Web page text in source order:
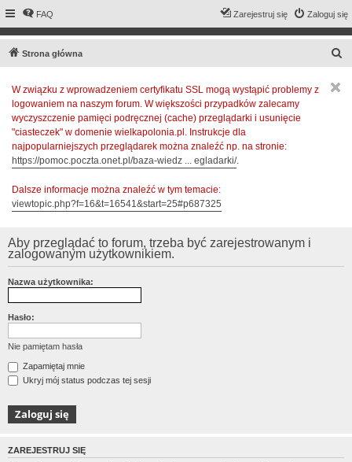
FAQ Zaloguj się
Zarejestruj się
Strona główna
W związku z wprowadzeniem certyfikatu SSL mogą wystąpić problemy z
logowaniem na naszym forum. W większości przypadków zalecamy
wyczyszczenie pamięci podręcznej (cache) przeglądarki i usunięcie
"ciasteczek" w domenie wielkapolonia.pl. Instrukcje dla
najpopularniejszych przeglądarek można znaleźć np. na stronie:
https://pomoc.poczta.onet.pl/baza-wiedz ... egladarki/.
Dalsze informacje można znaleźć w tym temacie:
viewtopic.php?f=16&t=16541&start=25#p687325
Aby przeglądać to forum, trzeba być zarejestrowanym i
zalogowanym użytkownikiem.
Nazwa użytkownika:
Hasło:
Nie pamiętam hasła
Zapamiętaj mnie
Ukryj mój status podczas tej sesji
ZAREJESTRUJ SIĘ